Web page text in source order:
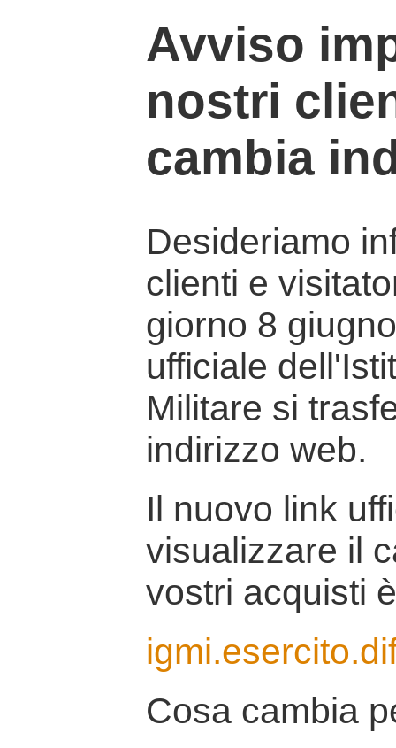
Avviso
nostri
cambia
Desideriamo
clienti e
giorno 8
ufficiale
Militare si
indirizzo web.
Il nuovo link
visualizzare il
vostri acquisti
Cosa cambia